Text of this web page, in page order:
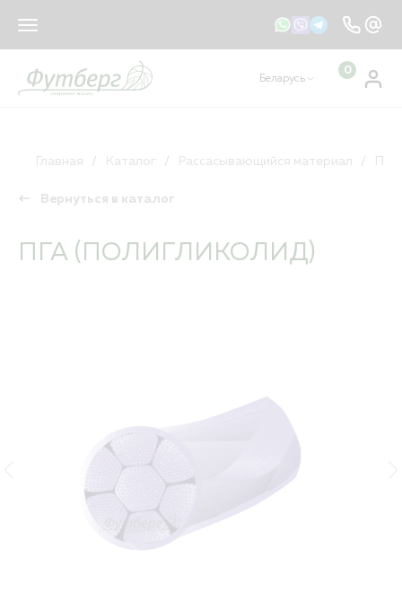
sales@footberg.by
Беларусь
0
Рассасывающийся материал
Главная Каталог Рассасывающийся материал
Вернуться в каталог
ПГА (ПОЛИГЛИКОЛИД)